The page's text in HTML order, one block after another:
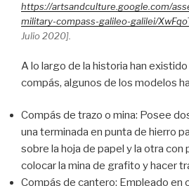
https://artsandculture.google.com/
military-compass-galileo-galilei/
Julio 2020].
A lo largo de la historia han
compás, algunos de los modelos
Compás de trazo o mina: Posee
una terminada en punta de hierro
sobre la hoja de papel y la otra con
colocar la mina de grafito y hacer
Compás de cantero: Empleado en